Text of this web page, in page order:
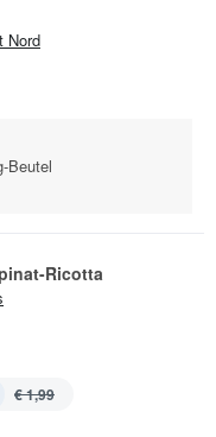
Nord
Beutel
Ricotta
€ 1,99